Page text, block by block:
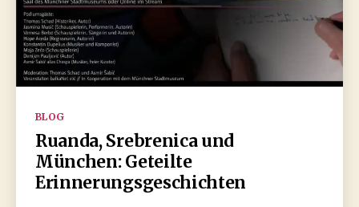
Kategorien
BLOG
Ruanda, Srebrenica und
München: Geteilte
Erinnerungsgeschichten